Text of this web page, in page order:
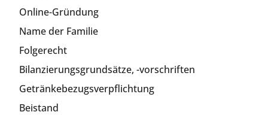
Online-Gründung
Name der Familie
Folgerecht
Bilanzierungsgrundsätze, -vorschriften
Getränkebezugsverpflichtung
Beistand